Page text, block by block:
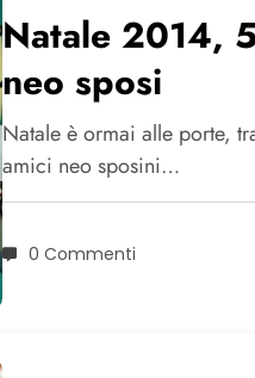
Natale 2014,
neo sposi
Natale è ormai alle porte,
amici neo sposini…
0 Commenti